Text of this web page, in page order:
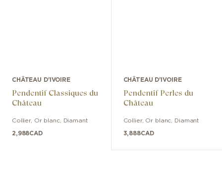
CHÂTEAU D'IVOIRE
Pendentif Classiques du
Château
Collier, Or blanc, Diamant
2,988CAD
CHÂTEAU D'IVOIRE
Pendentif Perles du
Château
Collier, Or blanc Diamant
3,888CAD